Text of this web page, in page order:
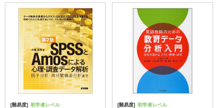
[難易度] 初学者レベル
[難易度] 初学者レベル